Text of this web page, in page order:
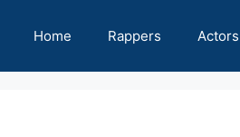
Home Rappers Actors